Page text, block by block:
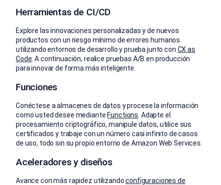
Herramientas de CI/CD
Explore las innovaciones personalizadas y de nuevos
productos con un riesgo mínimo de errores humanos
utilizando entornos de desarrollo y prueba junto con CX as
Code . A continuación, realice pruebas A/B en producción
para innovar de forma más inteligente.
Funciones
Conéctese a almacenes de datos y procese la información
como usted desee mediante Functions . Adapte el
procesamiento criptográfico, manipule datos, utilice sus
certificados y trabaje con un número casi infinito de casos
de uso, todo sin su propio entorno de Amazon Web Services.
Aceleradores y diseños
Avance con más rapidez utilizandoconfiguraciones de